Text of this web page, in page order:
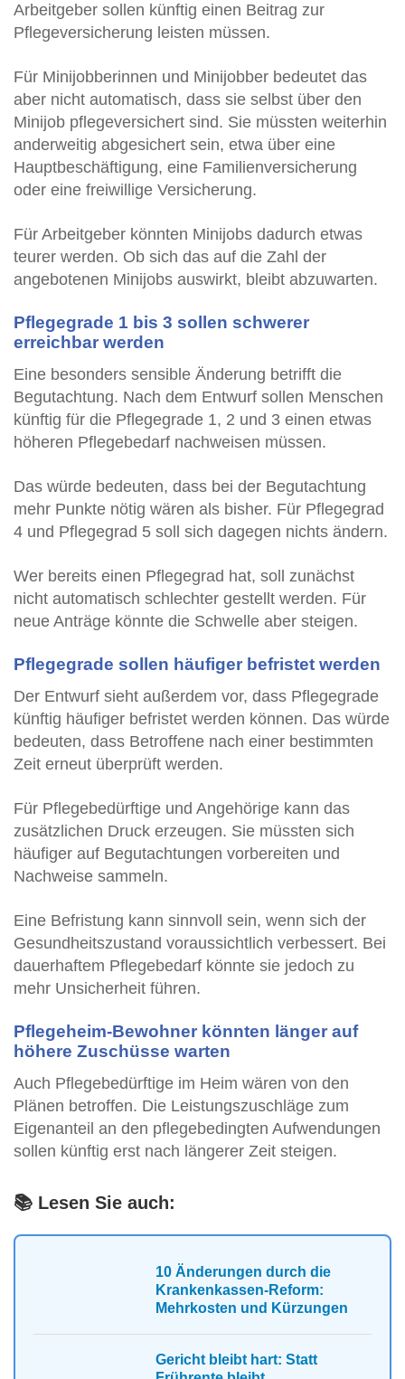
Arbeitgeber sollen künftig einen Beitrag zur
Pflegeversicherung leisten müssen.
Für Minijobberinnen und Minijobber bedeutet das
aber nicht automatisch, dass sie selbst über den
Minijob pflegeversichert sind. Sie müssten weiterhin
anderweitig abgesichert sein, etwa über eine
Hauptbeschäftigung, eine Familienversicherung
oder eine freiwillige Versicherung.
Für Arbeitgeber könnten Minijobs dadurch etwas
teurer werden. Ob sich das auf die Zahl der
angebotenen Minijobs auswirkt, bleibt abzuwarten.
Pflegegrade 1 bis 3 sollen schwerer
erreichbar werden
Eine besonders sensible Änderung betrifft die
Begutachtung. Nach dem Entwurf sollen Menschen
künftig für die Pflegegrade 1, 2 und 3 einen etwas
höheren Pflegebedarf nachweisen müssen.
Das würde bedeuten, dass bei der Begutachtung
mehr Punkte nötig wären als bisher. Für Pflegegrad
4 und Pflegegrad 5 soll sich dagegen nichts ändern.
Wer bereits einen Pflegegrad hat, soll zunächst
nicht automatisch schlechter gestellt werden. Für
neue Anträge könnte die Schwelle aber steigen.
Pflegegrade sollen häufiger befristet werden
Der Entwurf sieht außerdem vor, dass Pflegegrade
künftig häufiger befristet werden können. Das würde
bedeuten, dass Betroffene nach einer bestimmten
Zeit erneut überprüft werden.
Für Pflegebedürftige und Angehörige kann das
zusätzlichen Druck erzeugen. Sie müssten sich
häufiger auf Begutachtungen vorbereiten und
Nachweise sammeln.
Eine Befristung kann sinnvoll sein, wenn sich der
Gesundheitszustand voraussichtlich verbessert. Bei
dauerhaftem Pflegebedarf könnte sie jedoch zu
mehr Unsicherheit führen.
Pflegeheim-Bewohner könnten länger auf
höhere Zuschüsse warten
Auch Pflegebedürftige im Heim wären von den
Plänen betroffen. Die Leistungszuschläge zum
Eigenanteil an den pflegebedingten Aufwendungen
sollen künftig erst nach längerer Zeit steigen.
📚 Lesen Sie auch:
10 Änderungen durch die
Krankenkassen-Reform:
Mehrkosten und Kürzungen
Gericht bleibt hart: Statt